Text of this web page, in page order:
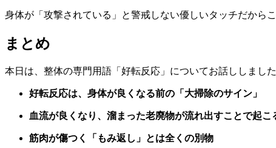
身体が「攻撃されている」と警戒しない優しいタッチだから
まとめ
本日は、整体の専門用語「好転反応」についてお話ししました
好転反応は、身体が良くなる前の「大掃除のサイン」
血流が良くなり、溜まった老廃物が流れ出すことで起こ
筋肉が傷つく「もみ返し」とは全くの別物